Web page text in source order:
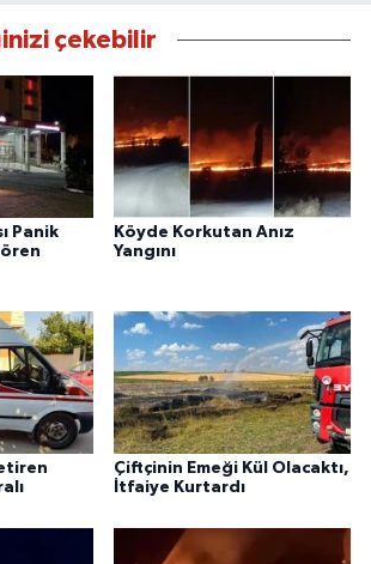
çekebilir
Panik
Köyde Korkutan Anız
Yangını
Çiftçinin Emeği Kül Olacaktı,
İtfaiye Kurtardı